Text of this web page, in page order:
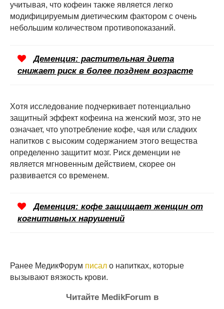
учитывая, что кофеин также является легко
модифицируемым диетическим фактором с очень
небольшим количеством противопоказаний.
Деменция: растительная диета
снижает риск в более позднем возрасте
Хотя исследование подчеркивает потенциально
защитный эффект кофеина на женский мозг, это не
означает, что употребление кофе, чая или сладких
напитков с высоким содержанием этого вещества
определенно защитит мозг. Риск деменции не
является мгновенным действием, скорее он
развивается со временем.
Деменция: кофе защищает женщин от
когнитивных нарушений
Ранее МедикФорум писал о напитках, которые
вызывают вязкость крови.
Читайте MedikForum в